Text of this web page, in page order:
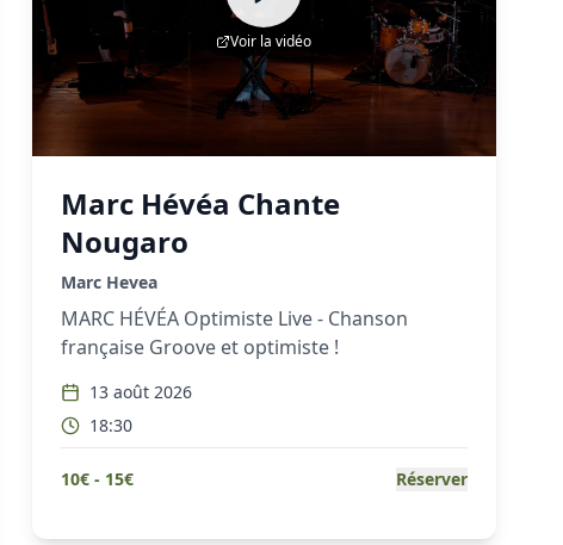
Voir la vidéo
Marc Hévéa Chante
Nougaro
Marc Hevea
MARC HÉVÉA Optimiste Live - Chanson
française Groove et optimiste !
13 août 2026
18:30
10€ - 15€ Réserver